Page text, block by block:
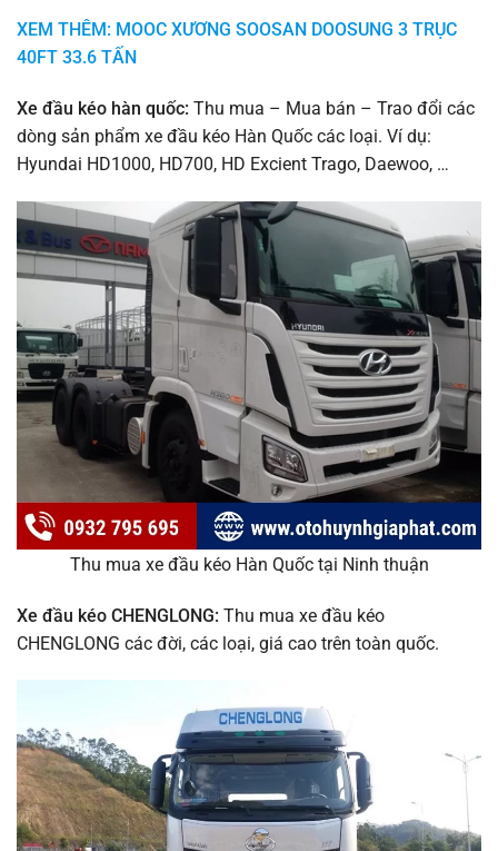
XEM THÊM: MOOC XƯƠNG SOOSAN DOOSUNG 3 TRỤC
40FT 33.6 TẤN
Xe đầu kéo hàn quốc: Thu mua – Mua bán – Trao đổi các
dòng sản phẩm xe đầu kéo Hàn Quốc các loại. Ví dụ:
Hyundai HD1000, HD700, HD Excient Trago, Daewoo, …
Thu mua xe đầu kéo Hàn Quốc tại Ninh thuận
Xe đầu kéo CHENGLONG: Thu mua xe đầu kéo
CHENGLONG các đời, các loại, giá cao trên toàn quốc.